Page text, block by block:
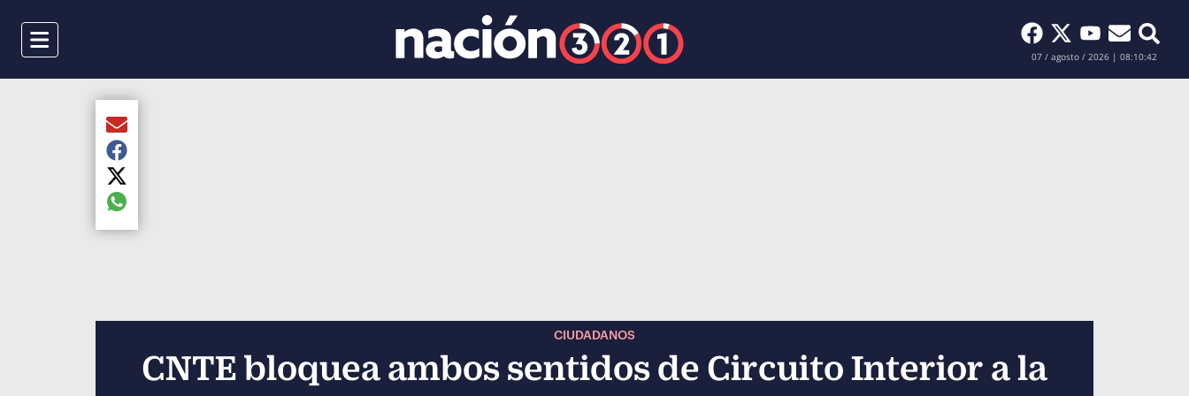
Menu Buscar
07 / agosto / 2026 | 08:10:44
CIUDADANOS
CNTE bloquea ambos sentidos de Circuito Interior a la
Compartir el artículo actual mediante Email
Compartir el artículo actual mediante Facebook
Compartir el artículo actual mediante Twitter
Compartir el artículo actual mediante global.social-whatsapp